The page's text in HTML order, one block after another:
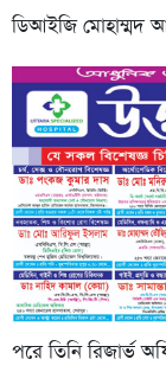
ডিআইজি মোহাম্মদ
পরে তিনি রিজার্ভ